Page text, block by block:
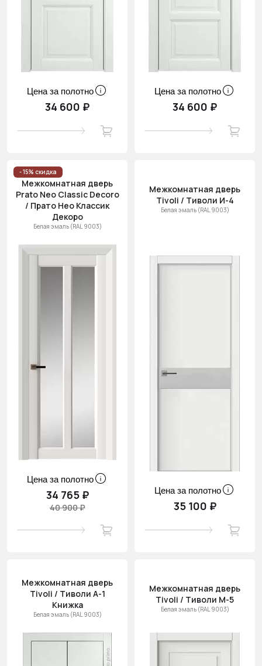
Цена за полотно
34 600 ₽
Цена за полотно
34 600 ₽
- 15% скидка
Межкомнатная дверь
Prato Neo Classic Decoro
/ Прато Нео Классик
Декоро
Белая эмаль (RAL 9003)
Цена за полотно
34 765 ₽
40 900 ₽
Межкомнатная дверь
Tivoli / Тиволи И-4
Белая эмаль (RAL 9003)
Цена за полотно
35 100 ₽
Межкомнатная дверь
Tivoli / Тиволи А-1
Книжка
Белая эмаль (RAL 9003)
Межкомнатная дверь
Tivoli / Тиволи М-5
Белая эмаль (RAL 9003)